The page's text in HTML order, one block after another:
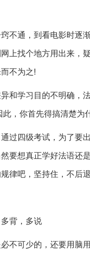
不通，到看电影时逐
上找个地方用出来，
不为之!
和学习目的不明确，
此，你首先得搞清楚为
过四级考试，为了要
要想真正学好法语还
律吧，坚持住，不后
背，多说
不可少的，还要用脑